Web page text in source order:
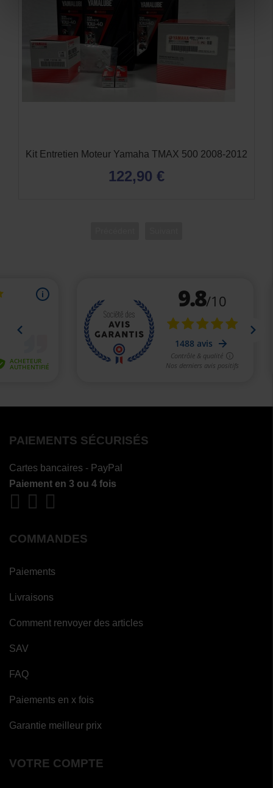
Kit Entretien Moteur Yamaha TMAX 500 2008-2012
122,90 €
PAIEMENTS SÉCURISÉS
Cartes bancaires - PayPal
Paiement en 3 ou 4 fois
COMMANDES
Paiements
Livraisons
Comment renvoyer des articles
SAV
FAQ
Paiements en x fois
Garantie meilleur prix
VOTRE COMPTE